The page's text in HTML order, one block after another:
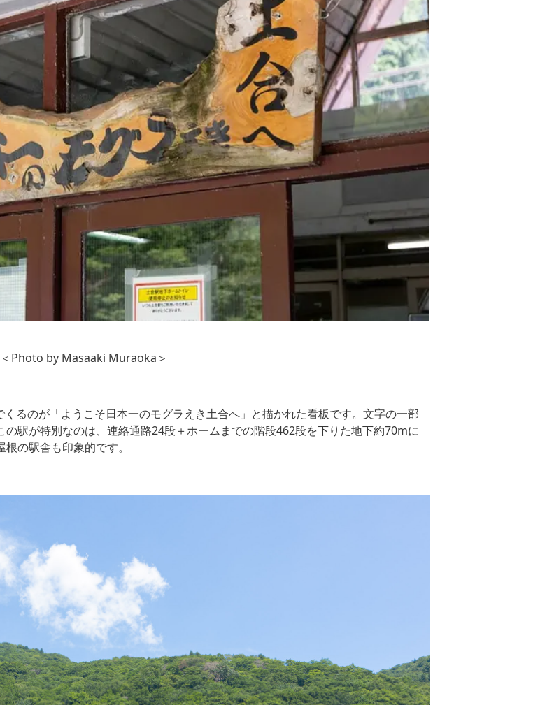
＜Photo by Masaaki Muraoka＞
るのが「ようこそ日本一のモグラえき土合へ」と描かれた看板です。文字の一部
駅が特別なのは、連絡通路24段＋ホームまでの階段462段を下りた地下約70mに
の駅舎も印象的です。